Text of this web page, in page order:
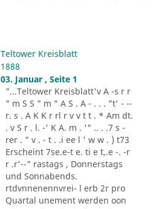
Teltower Kreisblatt
1888
03. Januar , Seite 1
"...Teltower Kreisblatt'v A -s r r
" m S S " m " A S . A - . . . "t' - --
r. s . A K K r rl r v v t t . * Am dt.
. v S r . l. -' K A. m . '" .. . .7 s -
rer . " v . - t . .i ee l ' w w . ) t73
Erscheint 7se.e-t e. ti e t,.e -. -r
r .r'--" rastags , Donnerstags
und Sonnabends.
rtdvnnenennvrei- l erb 2r pro
Quartal unement werden oon